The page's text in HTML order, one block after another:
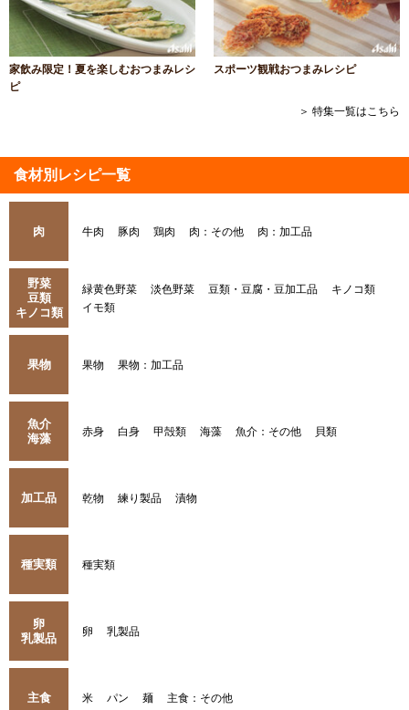
家飲み限定！夏を楽しむおつまみレシ
ピ
スポーツ観戦おつまみレシピ
＞ 特集一覧はこちら
食材別レシピ一覧
肉 牛肉 豚肉 鶏肉 肉：その他 肉：加工品
野菜
豆類
キノコ類
緑黄色野菜 淡色野菜 豆類・豆腐・豆加工品
キノコ類
イモ類
果物 果物 果物：加工品
魚介
海藻
赤身 白身 甲殻類 海藻 魚介：その他 貝類
加工品 乾物 練り製品 漬物
種実類 種実類
卵
乳製品
卵 乳製品
主食 米 パン 麺 主食：その他